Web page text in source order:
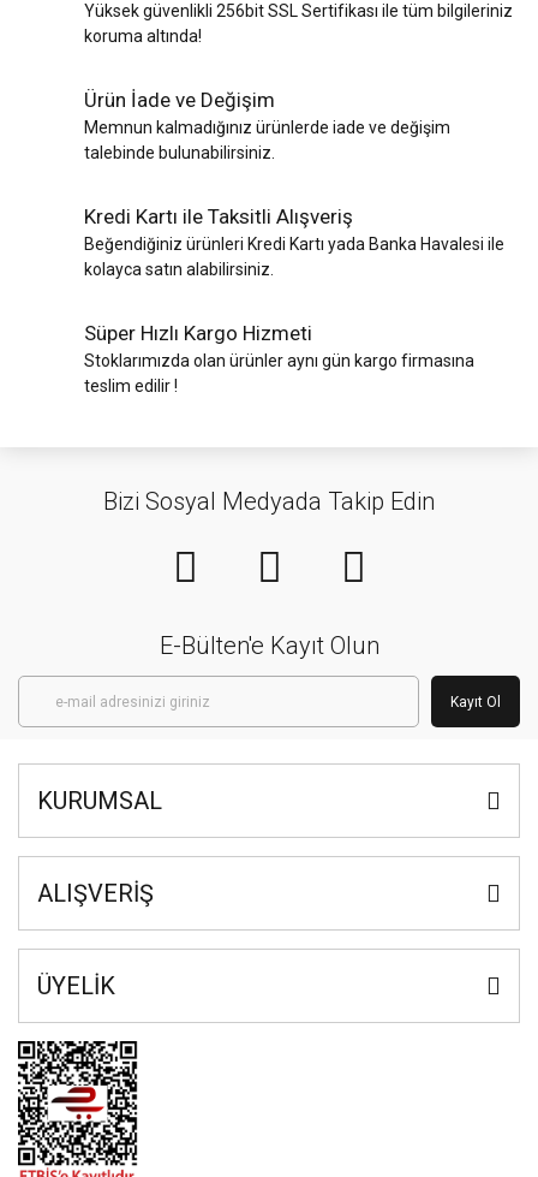
Yüksek güvenlikli 256bit SSL Sertifikası ile tüm bilgileriniz
koruma altında!
Ürün İade ve Değişim
Memnun kalmadığınız ürünlerde iade ve değişim
talebinde bulunabilirsiniz.
Kredi Kartı ile Taksitli Alışveriş
Beğendiğiniz ürünleri Kredi Kartı yada Banka Havalesi ile
kolayca satın alabilirsiniz.
Süper Hızlı Kargo Hizmeti
Stoklarımızda olan ürünler aynı gün kargo firmasına
teslim edilir !
Bizi Sosyal Medyada Takip Edin
E-Bülten'e Kayıt Olun
Kayıt Ol
KURUMSAL
ALIŞVERİŞ
ÜYELİK